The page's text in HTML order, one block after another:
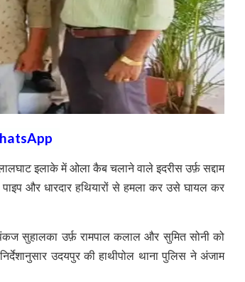
इलाके में ओला कैब चलाने वाले इदरीस उर्फ़ सद्दाम
और धारदार हथियारों से हमला कर उसे घायल कर
सुहालका उर्फ़ रामपाल कलाल और सुमित सोनी को
उदयपुर की हाथीपोल थाना पुलिस ने अंजाम